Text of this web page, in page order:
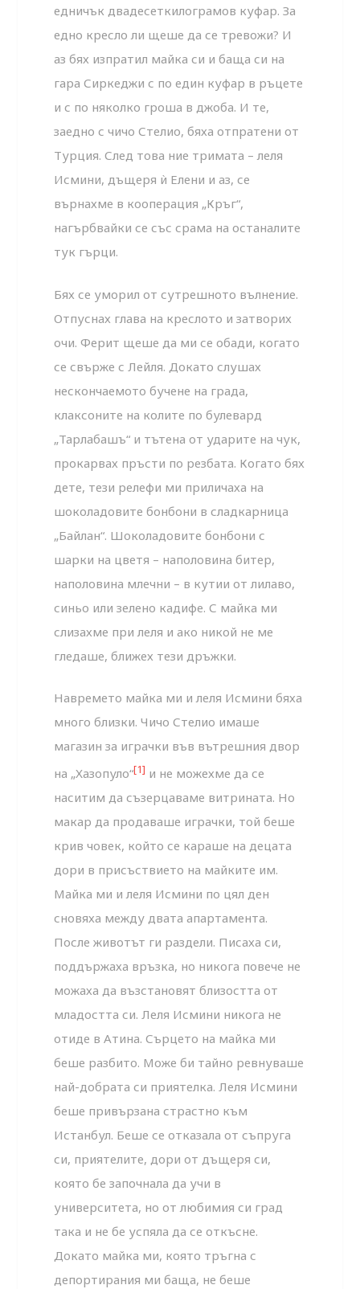
едничък двадесеткилограмов куфар. За
едно кресло ли щеше да се тревожи? И
аз бях изпратил майка си и баща си на
гара Сиркеджи с по един куфар в ръцете
и с по няколко гроша в джоба. И те,
заедно с чичо Стелио, бяха отпратени от
Турция. След това ние тримата – леля
Исмини, дъщеря ѝ Елени и аз, се
върнахме в кооперация „Кръг“,
нагърбвайки се със срама на останалите
тук гърци.
Бях се уморил от сутрешното вълнение.
Отпуснах глава на креслото и затворих
очи. Ферит щеше да ми се обади, когато
се свърже с Лейля. Докато слушах
нескончаемото бучене на града,
клаксоните на колите по булевард
„Тарлабашъ“ и тътена от ударите на чук,
прокарвах пръсти по резбата. Когато бях
дете, тези релефи ми приличаха на
шоколадовите бонбони в сладкарница
„Байлан“. Шоколадовите бонбони с
шарки на цветя – наполовина битер,
наполовина млечни – в кутии от лилаво,
синьо или зелено кадифе. С майка ми
слизахме при леля и ако никой не ме
гледаше, ближех тези дръжки.
Навремето майка ми и леля Исмини бяха
много близки. Чичо Стелио имаше
магазин за играчки във вътрешния двор
на „Хазопуло“[1] и не можехме да се
наситим да съзерцаваме витрината. Но
макар да продаваше играчки, той беше
крив човек, който се караше на децата
дори в присъствието на майките им.
Майка ми и леля Исмини по цял ден
сновяха между двата апартамента.
После животът ги раздели. Писаха си,
поддържаха връзка, но никога повече не
можаха да възстановят близостта от
младостта си. Леля Исмини никога не
отиде в Атина. Сърцето на майка ми
беше разбито. Може би тайно ревнуваше
най-добрата си приятелка. Леля Исмини
беше привързана страстно към
Истанбул. Беше се отказала от съпруга
си, приятелите, дори от дъщеря си,
която бе започнала да учи в
университета, но от любимия си град
така и не бе успяла да се откъсне.
Докато майка ми, която тръгна с
депортирания ми баща, не беше